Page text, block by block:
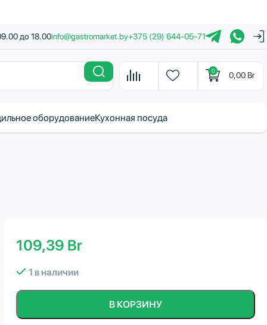
до 18.00info@gastromarket.by+375 (29) 644-05-71
0 0,00 Br
оборудованиеКухонная посуда
109,39 Br
1 в наличии
В КОРЗИНУ